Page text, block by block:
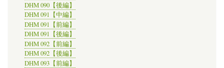
DHM 090【後編】
DHM 091【中編】
DHM 091【前編】
DHM 091【後編】
DHM 092【前編】
DHM 092【後編】
DHM 093【前編】